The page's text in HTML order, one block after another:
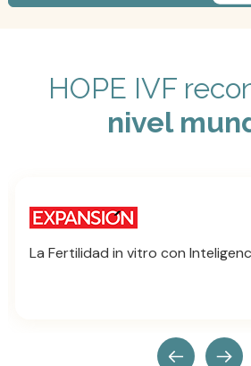
HOPE IVF
nivel
La Fertilidad in vitro con